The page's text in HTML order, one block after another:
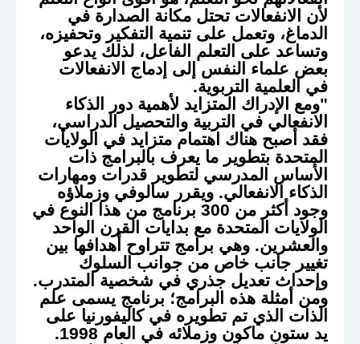
لأن الانفعالات تحتل مكانة الصدارة في
الدماغ، وتعمل على تنمية التفكير وتحفيزه،
وتساعد على التعلم الفاعل، لذلك يدعو
بعض علماء النفس إلى إدماج الانفعالات
في العلمية التربوية.
"ومع الإدراك المتزايد لأهمية دور الذكاء
الانفعالي في التربية والتحصيل الدراسي،
فقد أصبح هناك اهتمام متزايد في الولايات
المتحدة بتطوير ما يعرف بالبرامج ذات
الأساس المدرسي لتطوير قدرات ومهارات
الذكاء الانفعالي. ويقرر سالوفي وزملاؤه
وجود أكثر من 300 برنامج من هذا النوع في
الولايات المتحدة مع بدايات القرن الواحد
والعشرين. وهي برامج تتراوح أهدافها بين
تغيير جانب خاص من جوانب السلوك
وإحداث تعديل جذري في شخصية المتدرب.
ومن أمثلة هذه البرامج؛ برنامج يسمى علم
الذات الذي تم تطويره في كاليفورنيا على
يد ستون ماكون وزملائه في العام 1998.